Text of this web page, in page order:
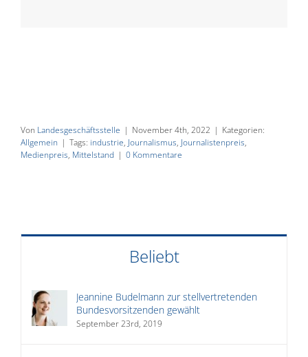
Von Landesgeschäftsstelle | November 4th, 2022 | Kategorien:
Allgemein | Tags: industrie, Journalismus, Journalistenpreis,
Medienpreis, Mittelstand | 0 Kommentare
Beliebt
Jeannine Budelmann zur stellvertretenden
Bundesvorsitzenden gewählt
September 23rd, 2019